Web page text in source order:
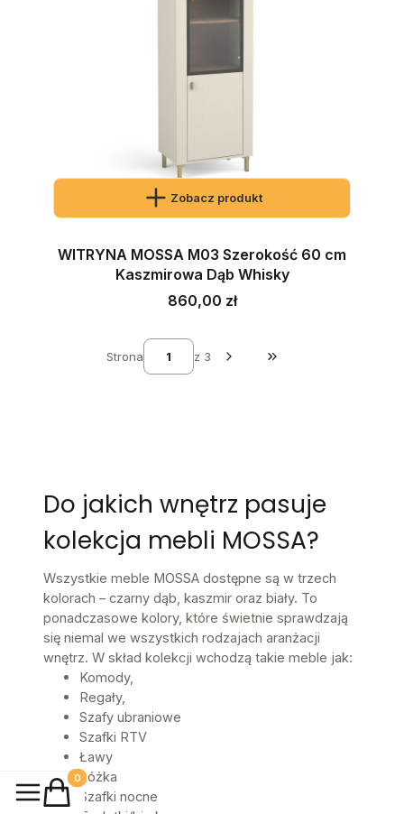
Zobacz produkt
WITRYNA MOSSA M03 Szerokość 60 cm
Kaszmirowa Dąb Whisky
Cena
860,00 zł
Strona z 3
Przejdź do ostatniej
Do jakich wnętrz pasuje
kolekcja mebli MOSSA?
Wszystkie meble MOSSA dostępne są w trzech
kolorach – czarny dąb, kaszmir oraz biały. To
ponadczasowe kolory, które świetnie sprawdzają
się niemal we wszystkich rodzajach aranżacji
wnętrz. W skład kolekcji wchodzą takie meble jak:
Komody,
Regały,
Szafy ubraniowe
Szafki RTV
Ławy
Łóżka
Szafki nocne
Produkty w koszyku: 0. Zobacz szczegóły